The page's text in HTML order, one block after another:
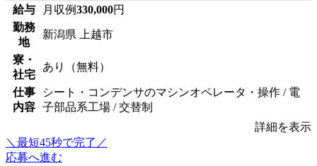
給与 月収例330,000円
勤務
地
新潟県 上越市
寮・
社宅
あり（無料）
仕事
内容
シート・コンデンサのマシンオペレータ・操作 / 電
子部品系工場 / 交替制
詳細を表示
＼最短45秒で完了／
応募へ進む